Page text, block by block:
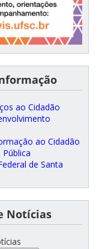
ao Cidadão
ao Cidadão
de Santa
Notícias